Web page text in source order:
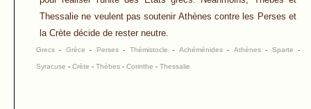
Thessalie ne veulent pas soutenir Athènes contre les Perses et
la Crète décide de rester neutre.
Grecs - Grèce - Perses- Thémistocle - Achéménides- Athènes- Sparte -
Syracuse - Crète - Thèbes - Corinthe - Thessalie